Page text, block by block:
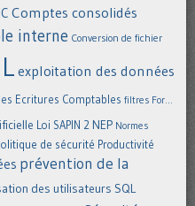
Comptes consolidés
interne Conversion de fichier
exploitation des données
Ecritures Comptables filtres For...
Loi SAPIN 2 NEP Normes
de sécurité Productivité
prévention de la
des utilisateurs SQL